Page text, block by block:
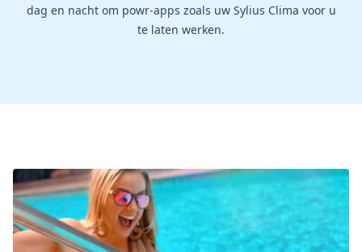
dag en nacht om powr-apps zoals uw Sylius Clima voor u
te laten werken.